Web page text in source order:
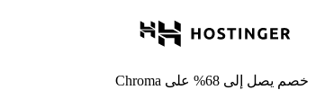
خصم يصل إلى 68% على Chroma